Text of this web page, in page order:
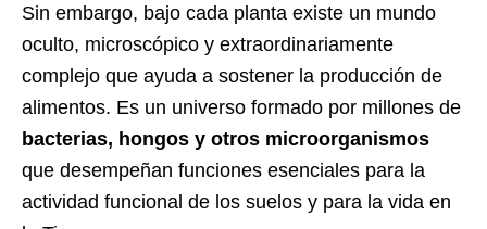
Sin embargo, bajo cada planta existe un mundo
oculto, microscópico y extraordinariamente
complejo que ayuda a sostener la producción de
alimentos. Es un universo formado por millones de
bacterias, hongos y otros microorganismos
que desempeñan funciones esenciales para la
actividad funcional de los suelos y para la vida en